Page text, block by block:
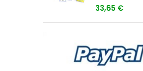
33,65 €